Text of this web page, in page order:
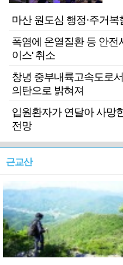
마산 원도심 행정·주거
폭염에 온열질환 등 안전
이스' 취소
창녕 중부내륙고속도로
의탄으로 밝혀져
입원환자가 연달아 사망
전망
근교산